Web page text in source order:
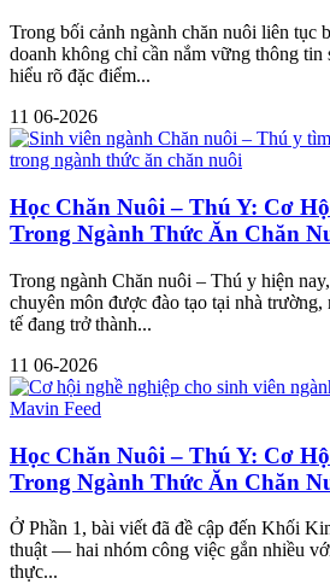
Trong bối cảnh ngành chăn nuôi liên tục
doanh không chỉ cần nắm vững thông tin
hiểu rõ đặc điểm...
11 06-2026
Học Chăn Nuôi – Thú Y: Cơ
Trong Ngành Thức Ăn Chăn
Trong ngành Chăn nuôi – Thú y hiện
chuyên môn được đào tạo tại nhà
tế đang trở thành...
11 06-2026
Học Chăn Nuôi – Thú Y: Cơ
Trong Ngành Thức Ăn Chăn
Ở Phần 1, bài viết đã đề cập đến Khối
thuật — hai nhóm công việc gắn nhiều
thực...